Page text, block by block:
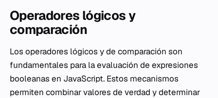
Operadores lógicos y
comparación
Los operadores lógicos y de comparación son
fundamentales para la evaluación de expresiones
booleanas en JavaScript. Estos mecanismos
permiten combinar valores de verdad y determinar